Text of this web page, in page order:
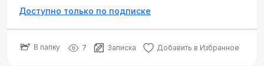
Доступно только по подписке
В папку 7 Записка Добавить в Избранное